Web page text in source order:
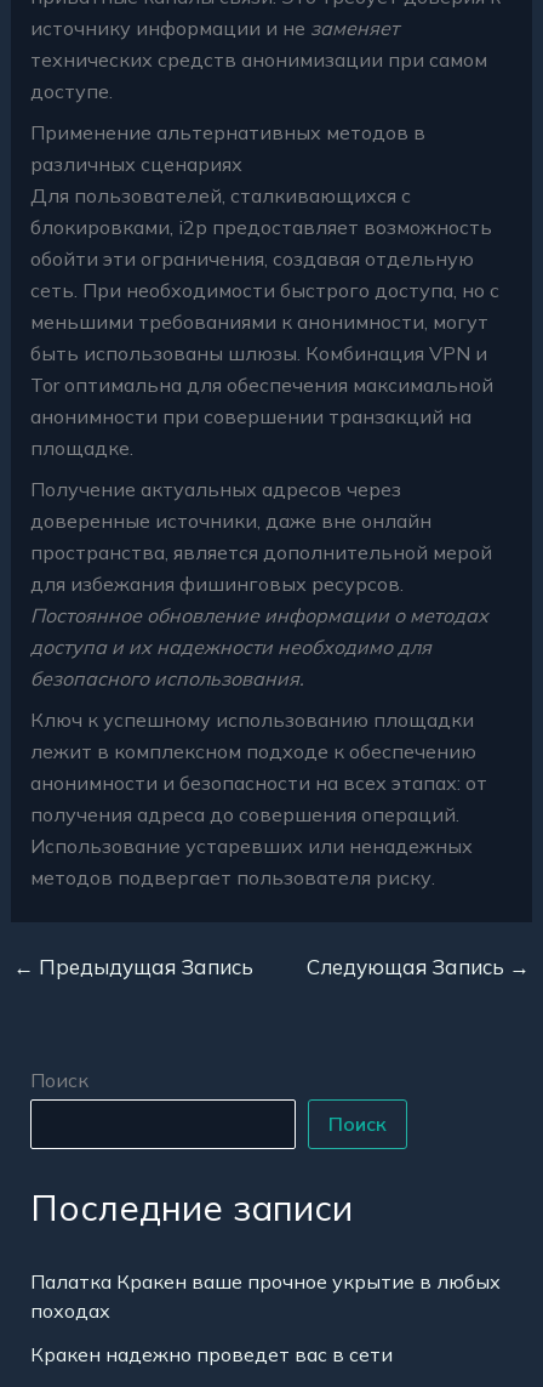
источнику информации и не заменяет
технических средств анонимизации при самом
доступе.
Применение альтернативных методов в
различных сценариях
Для пользователей, сталкивающихся с
блокировками, i2p предоставляет возможность
обойти эти ограничения, создавая отдельную
сеть. При необходимости быстрого доступа, но с
меньшими требованиями к анонимности, могут
быть использованы шлюзы. Комбинация VPN и
Tor оптимальна для обеспечения максимальной
анонимности при совершении транзакций на
площадке.
Получение актуальных адресов через
доверенные источники, даже вне онлайн
пространства, является дополнительной мерой
для избежания фишинговых ресурсов.
Постоянное обновление информации о методах
доступа и их надежности необходимо для
безопасного использования.
Ключ к успешному использованию площадки
лежит в комплексном подходе к обеспечению
анонимности и безопасности на всех этапах: от
получения адреса до совершения операций.
Использование устаревших или ненадежных
методов подвергает пользователя риску.
← Предыдущая Запись Следующая Запись →
Поиск
Поиск
Последние записи
Палатка Кракен ваше прочное укрытие в любых
походах
Кракен надежно проведет вас в сети